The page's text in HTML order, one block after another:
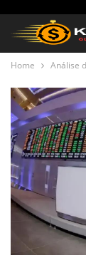
Home Análise